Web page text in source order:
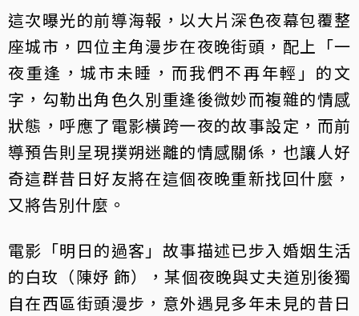
這次曝光的前導海報，以大片深色夜幕包覆整
座城市，四位主角漫步在夜晚街頭，配上「一
夜重逢，城市未睡，而我們不再年輕」的文
字，勾勒出角色久別重逢後微妙而複雜的情感
狀態，呼應了電影橫跨一夜的故事設定，而前
導預告則呈現撲朔迷離的情感關係，也讓人好
奇這群昔日好友將在這個夜晚重新找回什麼，
又將告別什麼。
電影「明日的過客」故事描述已步入婚姻生活
的白玫（陳妤 飾），某個夜晚與丈夫道別後獨
自在西區街頭漫步，意外遇見多年未見的昔日